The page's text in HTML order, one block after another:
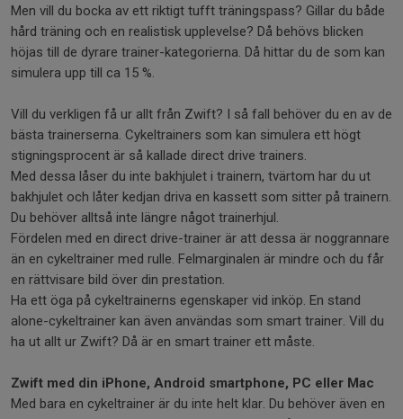
Men vill du bocka av ett riktigt tufft träningspass? Gillar du både
hård träning och en realistisk upplevelse? Då behövs blicken
höjas till de dyrare trainer-kategorierna. Då hittar du de som kan
simulera upp till ca 15 %.
Vill du verkligen få ur allt från Zwift? I så fall behöver du en av de
bästa trainerserna. Cykeltrainers som kan simulera ett högt
stigningsprocent är så kallade direct drive trainers.
Med dessa låser du inte bakhjulet i trainern, tvärtom har du ut
bakhjulet och låter kedjan driva en kassett som sitter på trainern.
Du behöver alltså inte längre något trainerhjul.
Fördelen med en direct drive-trainer är att dessa är noggrannare
än en cykeltrainer med rulle. Felmarginalen är mindre och du får
en rättvisare bild över din prestation.
Ha ett öga på cykeltrainerns egenskaper vid inköp. En stand
alone-cykeltrainer kan även användas som smart trainer. Vill du
ha ut allt ur Zwift? Då är en smart trainer ett måste.
Zwift med din iPhone, Android smartphone, PC eller Mac
Med bara en cykeltrainer är du inte helt klar. Du behöver även en